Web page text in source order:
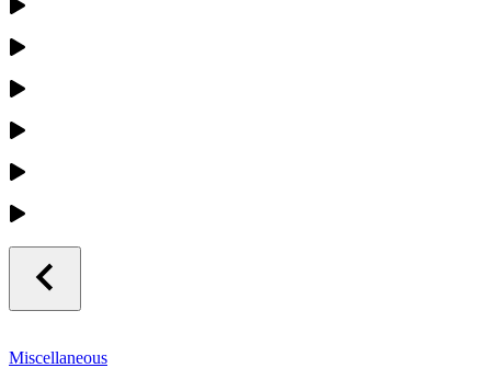
Miscellaneous